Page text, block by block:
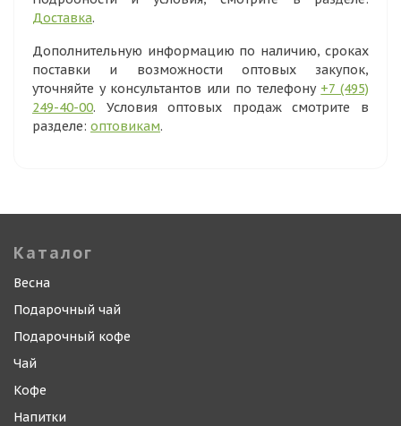
Доставка.
Дополнительную информацию по наличию, сроках
поставки и возможности оптовых закупок,
уточняйте у консультантов или по телефону +7 (495)
249-40-00. Условия оптовых продаж смотрите в
разделе: оптовикам.
Каталог
Весна
Подарочный чай
Подарочный кофе
Чай
Кофе
Напитки